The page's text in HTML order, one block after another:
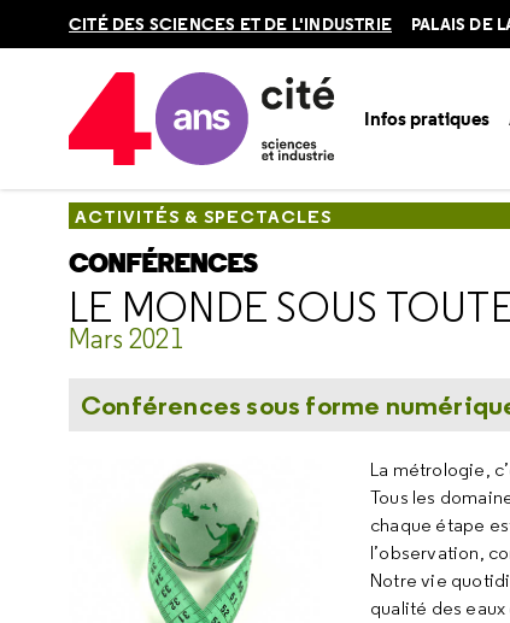
CITÉ DES SCIENCES ET DE L'INDUSTRIE PALAIS DE
Infos pratiques
Accueil Au programme
ACTIVITÉS & SPECTACLES
CONFÉRENCES
LE MONDE SOUS
Mars 2021
Conférences sous forme
La métrologie,
Tous les
chaque étape
l’observation,
Notre vie
qualité des